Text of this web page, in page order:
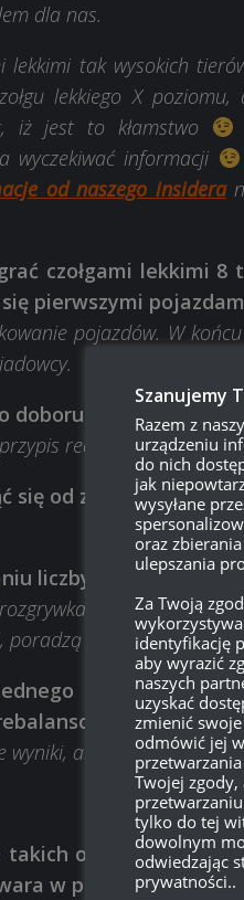
dla nas.
tak wysokich
lekkiego X
iż jest to kłamstwo
wyczekiwać informacji
od naszego insidera
czołgami lekkimi
się pierwszymi
pojazdów. W
LT 10?
redakcji).
się od zmian map, a
liczby artylerii w
była
poradzą sobie lepiej, niż
z
wyniki, ale nie odchodzą
osób, jak Ty,
w postaci
Szanujemy
Razem z
urządzeniu
do nich
jak
wysyłane
oraz
ulepszania
Za Twoją
identyfikację
aby wyrazić
naszych
uzyskać
zmienić
odmówić jej
Twojej
tylko do tej
dowolnym
odwiedzając
prywatności..